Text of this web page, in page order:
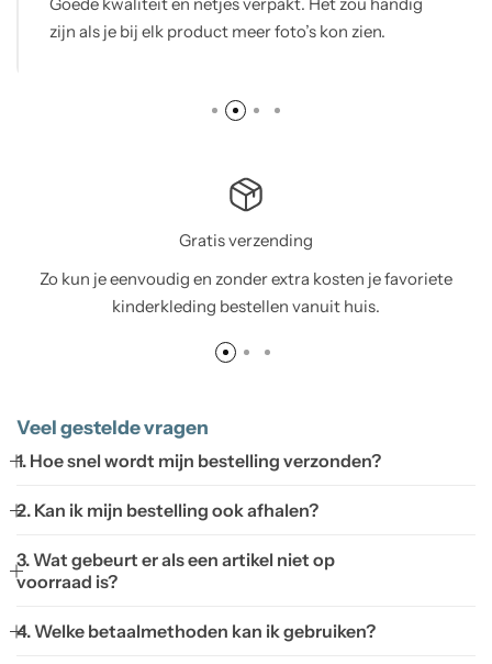
Mijn bestelling was compleet en op tijd, alles
volgens verwachting
Gratis verzending
Zo kun je eenvoudig en zonder extra kosten je favoriete
kinderkleding bestellen vanuit huis.
Veel gestelde vragen
1. Hoe snel wordt mijn bestelling verzonden?
2. Kan ik mijn bestelling ook afhalen?
3. Wat gebeurt er als een artikel niet op
voorraad is?
4. Welke betaalmethoden kan ik gebruiken?